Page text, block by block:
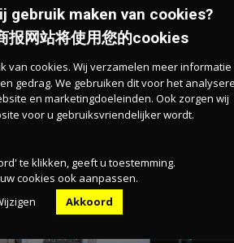
未用完年假！是什么
gebruik maken van cookies?
报网站将使用您的cookies
van cookies. Wij verzamelen meer informatie
gedrag. We gebruiken dit voor het
en marketingdoeleinden. Ook zorgen wij
voor u gebruiksvriendelijker wordt.
te klikken, geeft u toestemming.
cookies ook aanpassen.
Akkoord